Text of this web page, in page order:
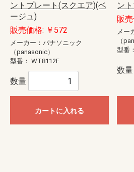
ントプレート(スクエア)(ベ
ージュ)
販売価格: ￥572
メーカー：パナソニック
（panasonic）
型番： WT8112F
数量
カートに入れる
ン
販
メー
（
型番：
数量